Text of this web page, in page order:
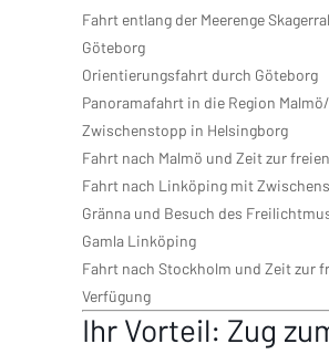
Fahrt entlang der Meerenge
Göteborg
Orientierungsfahrt durch Göteborg
Panoramafahrt in die Region
Zwischenstopp in Helsingborg
Fahrt nach Malmö und Zeit zur
Fahrt nach Linköping mit
Gränna und Besuch des
Gamla Linköping
Fahrt nach Stockholm und Zeit zur
Verfügung
Ihr Vorteil: Zug